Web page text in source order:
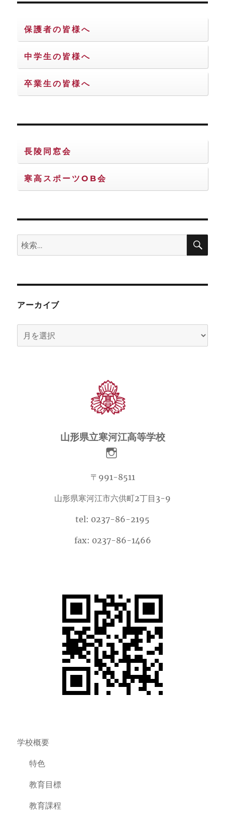
保護者の皆様へ
中学生の皆様へ
卒業生の皆様へ
長陵同窓会
寒高スポーツOB会
検
索:
検
アーカイブ
ー
山形県立寒河江高等学校
〒991-8511
山形県寒河江市六供町2丁目3-9
tel: 0237-86-2195
fax: 0237-86-1466
学校概要
特色
教育目標
教育課程